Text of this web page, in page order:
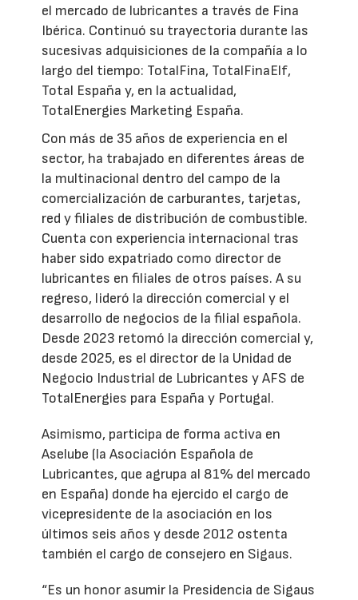
el mercado de lubricantes a través de Fina
Ibérica. Continuó su trayectoria durante las
sucesivas adquisiciones de la compañía a lo
largo del tiempo: TotalFina, TotalFinaElf,
Total España y, en la actualidad,
TotalEnergies Marketing España.
Con más de 35 años de experiencia en el
sector, ha trabajado en diferentes áreas de
la multinacional dentro del campo de la
comercialización de carburantes, tarjetas,
red y filiales de distribución de combustible.
Cuenta con experiencia internacional tras
haber sido expatriado como director de
lubricantes en filiales de otros países. A su
regreso, lideró la dirección comercial y el
desarrollo de negocios de la filial española.
Desde 2023 retomó la dirección comercial y,
desde 2025, es el director de la Unidad de
Negocio Industrial de Lubricantes y AFS de
TotalEnergies para España y Portugal.
Asimismo, participa de forma activa en
Aselube (la Asociación Española de
Lubricantes, que agrupa al 81% del mercado
en España) donde ha ejercido el cargo de
vicepresidente de la asociación en los
últimos seis años y desde 2012 ostenta
también el cargo de consejero en Sigaus.
“Es un honor asumir la Presidencia de Sigaus